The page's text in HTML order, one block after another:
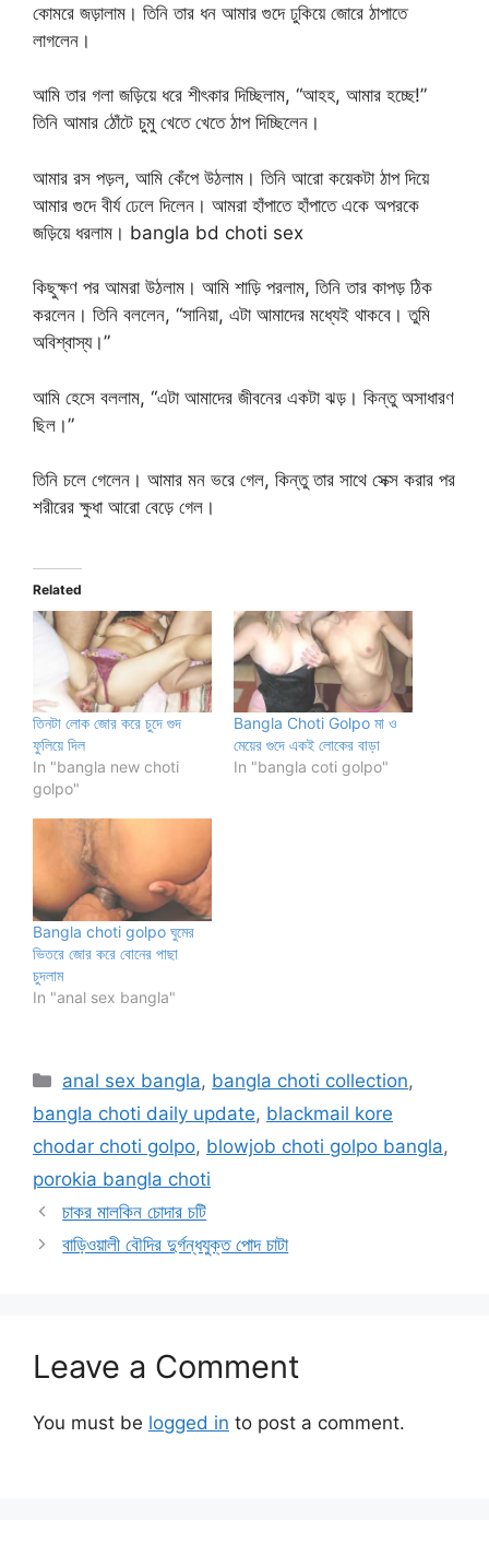
কোমরে জড়ালাম। তিনি তার ধন আমার গুদে ঢুকিয়ে জোরে ঠাপাতে
লাগলেন।
আমি তার গলা জড়িয়ে ধরে শীৎকার দিচ্ছিলাম, “আহহ, আমার হচ্ছে!”
তিনি আমার ঠোঁটে চুমু খেতে খেতে ঠাপ দিচ্ছিলেন।
আমার রস পড়ল, আমি কেঁপে উঠলাম। তিনি আরো কয়েকটা ঠাপ দিয়ে
আমার গুদে বীর্য ঢেলে দিলেন। আমরা হাঁপাতে হাঁপাতে একে অপরকে
জড়িয়ে ধরলাম। bangla bd choti sex
কিছুক্ষণ পর আমরা উঠলাম। আমি শাড়ি পরলাম, তিনি তার কাপড় ঠিক
করলেন। তিনি বললেন, “সানিয়া, এটা আমাদের মধ্যেই থাকবে। তুমি
অবিশ্বাস্য।”
আমি হেসে বললাম, “এটা আমাদের জীবনের একটা ঝড়। কিন্তু অসাধারণ
ছিল।”
তিনি চলে গেলেন। আমার মন ভরে গেল, কিন্তু তার সাথে সেক্স করার পর
শরীরের ক্ষুধা আরো বেড়ে গেল।
Related
তিনটা লোক জোর করে চুদে গুদ
ফুলিয়ে দিল
In "bangla new choti
golpo"
Bangla Choti Golpo মা ও
মেয়ের গুদে একই লোকের বাড়া
In "bangla coti golpo"
Bangla choti golpo ঘুমের
ভিতরে জোর করে বোনের পাছা
চুদলাম
In "anal sex bangla"
Categories
anal sex bangla, bangla choti collection,
bangla choti daily update, blackmail kore
chodar choti golpo, blowjob choti golpo bangla,
porokia bangla choti
চাকর মালকিন চোদার চটি
বাড়িওয়ালী বৌদির দুর্গন্ধযুক্ত পোদ চাটা
Leave a Comment
You must be logged in to post a comment.